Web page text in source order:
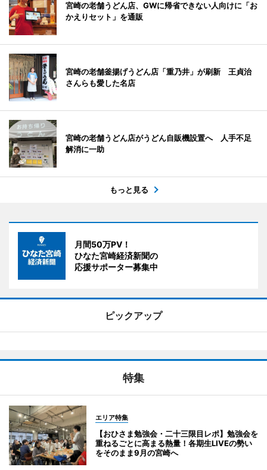
宮崎の老舗うどん店、GWに帰省できない人向けに「お
かえりセット」を通販
宮崎の老舗釜揚げうどん店「重乃井」が刷新 王貞治
さんらも愛した名店
宮崎の老舗うどん店がうどん自販機設置へ 人手不足
解消に一助
もっと見る
月間50万PV！
ひなた宮崎経済新聞の
応援サポーター募集中
ピックアップ
特集
エリア特集
【おひさま勉強会・二十三限目レポ】勉強会を
重ねるごとに高まる熱量！各期生LIVEの勢い
をそのまま9月の宮崎へ